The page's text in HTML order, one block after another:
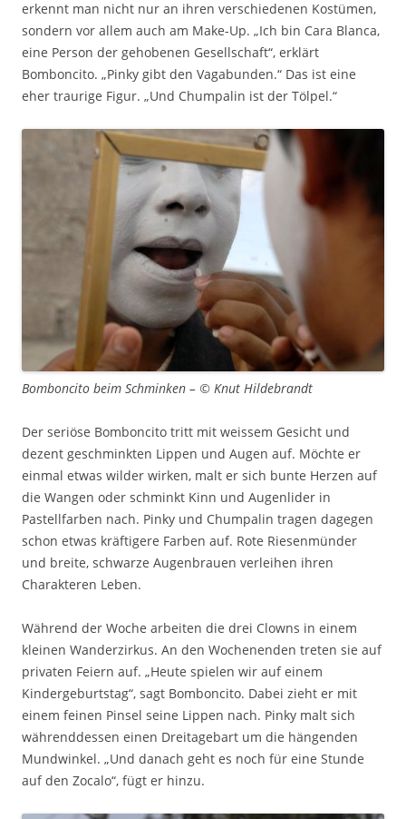
erkennt man nicht nur an ihren verschiedenen Kostümen,
sondern vor allem auch am Make-Up. „Ich bin Cara Blanca,
eine Person der gehobenen Gesellschaft“, erklärt
Bomboncito. „Pinky gibt den Vagabunden.“ Das ist eine
eher traurige Figur. „Und Chumpalin ist der Tölpel.“
Bomboncito beim Schminken – © Knut Hildebrandt
Der seriöse Bomboncito tritt mit weissem Gesicht und
dezent geschminkten Lippen und Augen auf. Möchte er
einmal etwas wilder wirken, malt er sich bunte Herzen auf
die Wangen oder schminkt Kinn und Augenlider in
Pastellfarben nach. Pinky und Chumpalin tragen dagegen
schon etwas kräftigere Farben auf. Rote Riesenmünder
und breite, schwarze Augenbrauen verleihen ihren
Charakteren Leben.
Während der Woche arbeiten die drei Clowns in einem
kleinen Wanderzirkus. An den Wochenenden treten sie auf
privaten Feiern auf. „Heute spielen wir auf einem
Kindergeburtstag“, sagt Bomboncito. Dabei zieht er mit
einem feinen Pinsel seine Lippen nach. Pinky malt sich
währenddessen einen Dreitagebart um die hängenden
Mundwinkel. „Und danach geht es noch für eine Stunde
auf den Zocalo“, fügt er hinzu.